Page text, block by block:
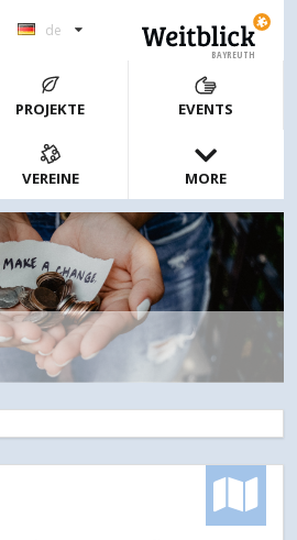
de
BAYREUTH
PROJEKTE EVENTS
VEREINE MORE